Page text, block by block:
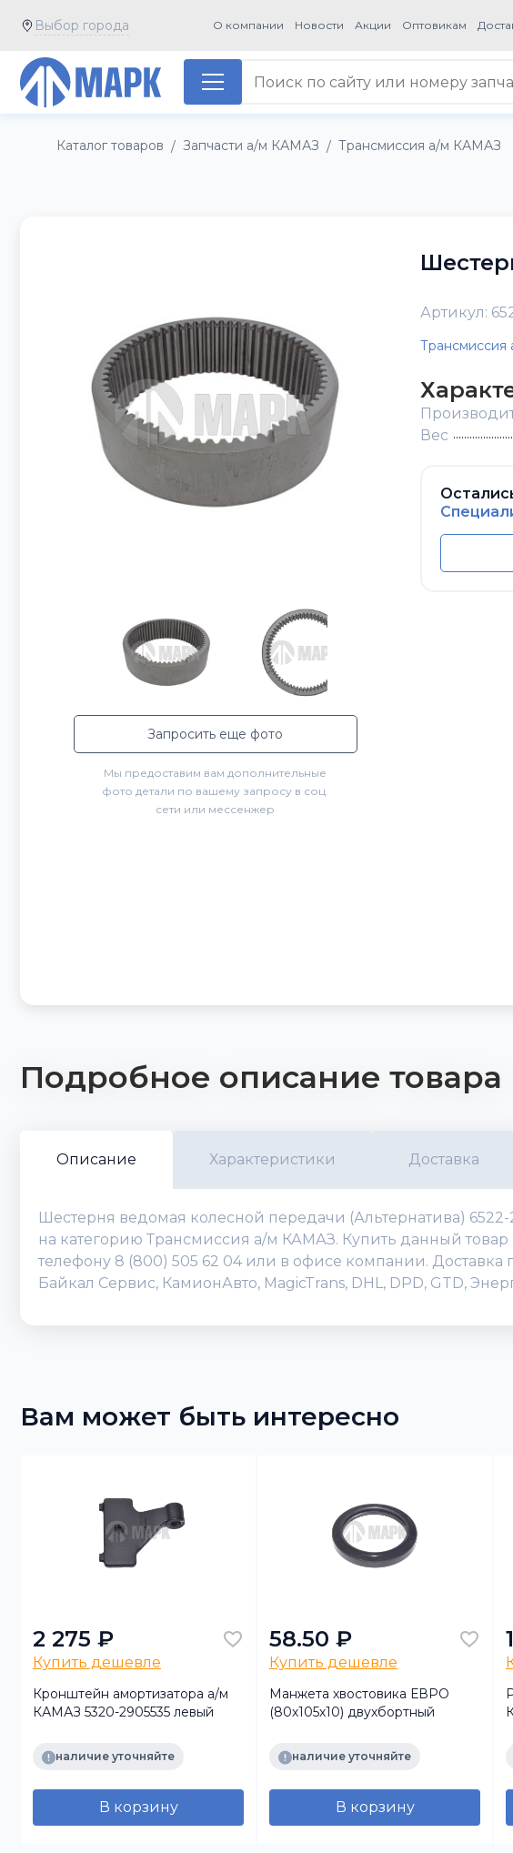
Выбор города О компании Новости Акции Оптовикам
Каталог товаров / Запчасти а/м КАМАЗ / Трансмиссия а/м КАМАЗ
Запросить еще фото
Мы предоставим вам дополнительные
фото детали по вашему запросу в соц.
сети или мессенжер
Артикул:
Вес
Подробное описание товара
Описание Характеристики Доставка
Шестерня ведомая колесной передачи (Альтернатива)
на категорию Трансмиссия а/м КАМАЗ. Купить данный
телефону 8 (800) 505 62 04 или в офисе компании.
Байкал Сервис, КамионАвто, MagicTrans, DHL, DPD, GTD,
Вам может быть интересно
2 275 ₽
Купить дешевле
Кронштейн амортизатора а/м
КАМАЗ 5320-2905535 левый
наличие уточняйте
В корзину
58.50 ₽
Купить дешевле
Манжета хвостовика ЕВРО
(80х105х10) двухбортный
наличие уточняйте
В корзину